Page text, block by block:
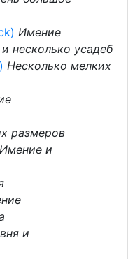
Имение
несколько усадеб
Несколько мелких
размеров
Имение и
и